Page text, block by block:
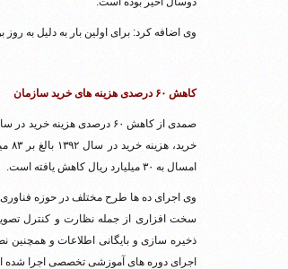
وی اضافه کرد: برای اولین بار به دلیل به روز بودن حساب ها، حساب
کاهش ۶۰ درصدی هزینه های خرید سازمان
صمدی از کاهش ۶۰ درصدی
امسال به ۳۰ میلیارد ریال کاهش یافته است.
وی اجرای ده ها طرح مختلف در حوزه فناوری
سخت افزاری از جمله نظارت و کنترل
ذخیره سازی و بایگانی اطلاعات و همچنین
اجرای دوره های آموزشی تخصصی اجرا